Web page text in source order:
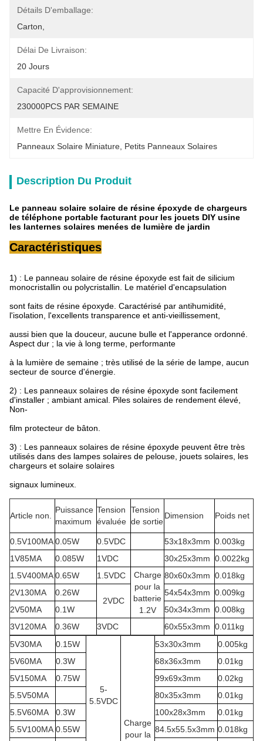
Détails D'emballage:
Carton,
Délai De Livraison:
20 Jours
Capacité D'approvisionnement:
230000PCS PAR SEMAINE
Mettre En Évidence:
Panneaux Solaire Miniature Petits Panneaux Solaires
Description Du Produit
Le panneau solaire solaire de résine époxyde de chargeurs
de téléphone portable facturant pour les jouets DIY usine
les lanternes solaires menées de lumière de jardin
Caractéristiques
1) : Le panneau solaire de résine époxyde est fait de silicium
monocristallin ou polycristallin. Le matériel d'encapsulation
sont faits de résine époxyde. Caractérisé par antihumidité,
l'isolation, l'excellents transparence et anti-vieillissement,
aussi bien que la douceur, aucune bulle et l'apperance ordonné.
Aspect dur ; la vie à long terme, performante
à la lumière de semaine ; très utilisé de la série de lampe, aucun
secteur de source d'énergie.
2) : Les panneaux solaires de résine époxyde sont facilement
d'installer ; ambiant amical. Piles solaires de rendement élevé,
Non-
film protecteur de bâton.
3) : Les panneaux solaires de résine époxyde peuvent être très
utilisés dans des lampes solaires de pelouse, jouets solaires, les
chargeurs et solaire solaires
signaux lumineux.
Article non.
Puissance
maximum
Tension
évaluée
Tension
de sortie
Dimension Poids net
0.5V100MA0.05W 0.5VDC 53x18x3mm 0.003kg
1V85MA
0.085W 1VDC 30x25x3mm 0.0022kg
1.5V400MA0.65W 1.5VDC
Charge
pour la
batterie
1.2V
80x60x3mm 0.018kg
2V130MA
0.26W
2VDC
54x54x3mm 0.009kg
2V50MA
0.1W 50x34x3mm 0.008kg
3V120MA
0.36W 3VDC 60x55x3mm 0.011kg
5V30MA
0.15W
5-
5.5VDC
Charge
pour la
53x30x3mm
0.005kg
5V60MA
0.3W 68x36x3mm
0.01kg
5V150MA
0.75W 99x69x3mm
0.02kg
5.5V50MA
80x35x3mm
0.01kg
5.5V60MA
0.3W 100x28x3mm
0.01kg
5.5V100MA 0.55W 84.5x55.5x3mm 0.018kg